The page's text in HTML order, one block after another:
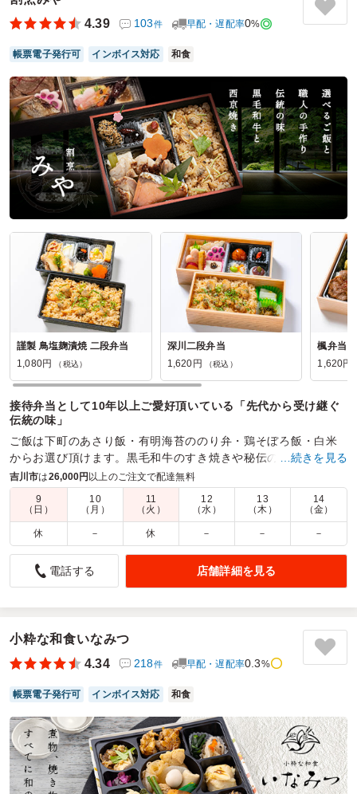
り、忙しい現場でもしっかり満足感が得られるお弁当です。
学生から年配の先生まで幅広く喜ばれており、「間違いない
一品」という印象でした。上質な中華料理を手軽に楽しめる
ご利用シーン：イベント運営
参加者の年齢：－男女比：男性多め
東京都新宿区神楽坂2026/03/27
石橋飯店の口コミをもっと見る
4.39
103件 早配・遅配率0%
帳票電子発行可 インボイス対応 和食
謹製 鳥塩麹漬焼 二段弁当
1,080円
（税込）
深川二段弁当
1,620円
（税込）
楓弁当
1,620円
接待弁当として10年以上ご愛好頂いている「先代から受け継ぐ
伝統の味」
ご飯は下町のあさり飯・有明海苔ののり弁・鶏そぼろ飯・白米
からお選び頂けます。黒毛和牛のすき焼きや秘伝の西京焼きを
手作りにこだわる副菜と甘味と共にお詰めしました。
商品数： 締切日時： 1日前15:00 価格帯：
800円～2,160円
配達時間：
10:00～18:30
4.5
部の男性から煮物の味が濃いという意見がありましたが、こ
んにゃくにしっかりと味が付いていて感動したという意見も
ありました。とても美味しいご飯だったので大盛にできれば
良かったです。
ご利用シーン：会議・セミナー›会議
参加者の年齢：50代～60代男女比：男性多め
埼玉県吉川市旭2026/02/03
割烹みやの口コミをもっと見る
…続きを見る
吉川市は26,000円以上のご注文で配達無料
9
（日）
10
（月）
11
（火）
12
（水）
13
（木）
14
（金）
休 － 休 － － －
電話する 店舗詳細を見る
小粋な和食いなみつ
4.34
218件 早配・遅配率0.3%
帳票電子発行可 インボイス対応 和食